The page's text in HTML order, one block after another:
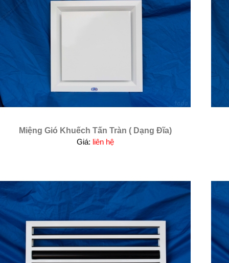
Miệng Gió Khuếch Tấn Tràn ( Dạng Đĩa)
Giá: liên hệ